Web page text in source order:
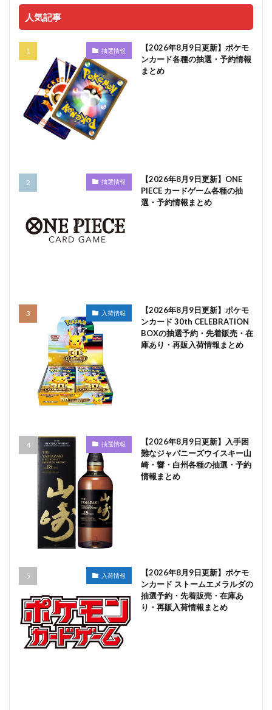
人気記事
抽選情報
【2026年8月9日更新】ポケモ
ンカード各種の抽選・予約情報
まとめ
抽選情報
【2026年8月9日更新】ONE
PIECE カードゲーム各種の抽
選・予約情報まとめ
入荷情報
【2026年8月9日更新】ポケモ
ンカード 30th CELEBRATION
BOXの抽選予約・先着販売・在
庫あり・再販入荷情報まとめ
抽選情報
【2026年8月9日更新】入手困
難なジャパニーズウイスキー山
崎・響・白州各種の抽選・予約
情報まとめ
入荷情報
【2026年8月9日更新】ポケモ
ンカード ストームエメラルダの
抽選予約・先着販売・在庫あ
り・再販入荷情報まとめ